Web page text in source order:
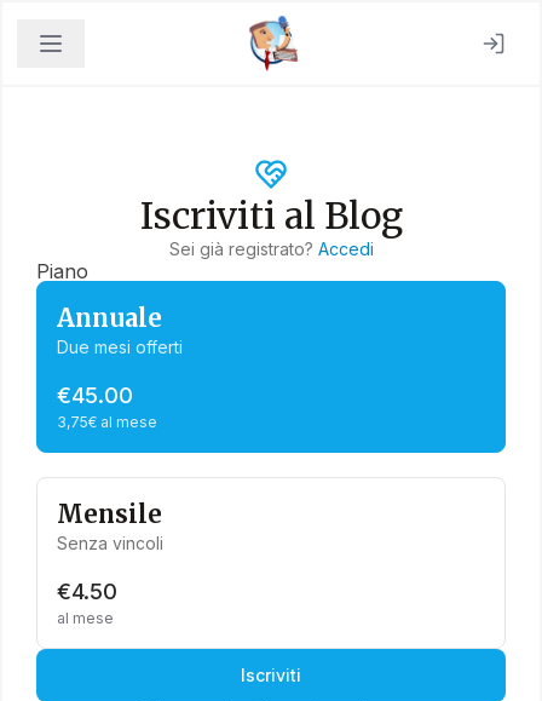
Iscriviti al Blog
Sei già registrato? Accedi
Piano
Annuale
Due mesi offerti
€45.00
3,75€ al mese
Mensile
Senza vincoli
€4.50
al mese
Iscriviti